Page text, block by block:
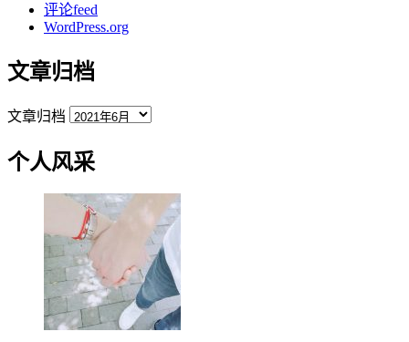
评论feed
WordPress.org
文章归档
文章归档
个人风采